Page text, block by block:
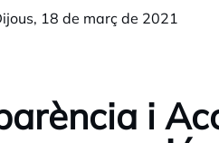
18 de març de 2021
i